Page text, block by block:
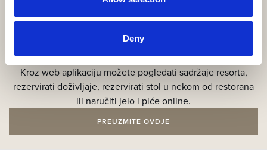
Deny
Preuzmite našu aplikaciju!
Kroz web aplikaciju možete pogledati sadržaje resorta,
rezervirati doživljaje, rezervirati stol u nekom od restorana
ili naručiti jelo i piće online.
PREUZMITE OVDJE